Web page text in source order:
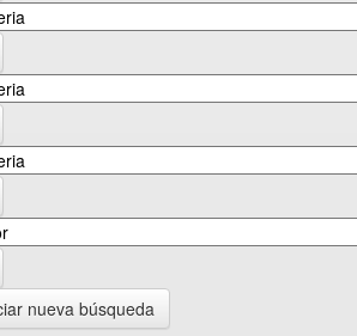
nueva búsqueda